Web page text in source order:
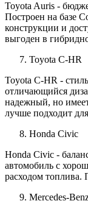
Toyota Auris -
Построен на базе
конструкции и
выгоден в
Toyota C-HR
Toyota C-HR -
отличающийся
надежный, но
лучше подходит
Honda Civic
Honda Civic -
автомобиль с
расходом топлива.
Mercedes-